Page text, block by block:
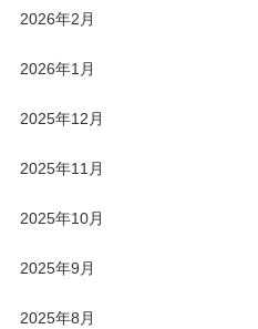
2026年2月
2026年1月
2025年12月
2025年11月
2025年10月
2025年9月
2025年8月